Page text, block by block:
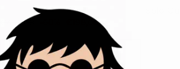
intrecciato
€495,00
€198,00